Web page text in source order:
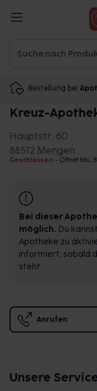
Bestellung bei
Kreuz-
Hauptstr. 60
88512 Mengen
Geschlossen • Öffnet Mo.,
Bei dieser
möglich. Du
Apotheke zu
informiert, sobald
steht.
Anrufen
Unsere